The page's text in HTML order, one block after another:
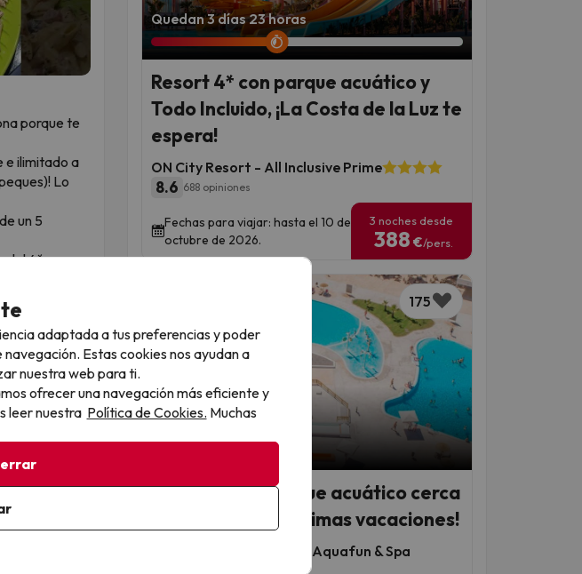
porque te
e ilimitado a
Lo
un 5
del 4* y
de junio y
Quedan 3 días 23 horas
Resort 4* con parque acuático y
Todo Incluido, ¡La Costa de la Luz te
espera!
ON City Resort - All Inclusive Prime
8.6 688 opiniones
Fechas para viajar: hasta el 10 de
octubre de 2026.
3 noches desde
388 €/pers.
175
Hotel 4* con parque acuático cerca
de Cádiz: ¡tus próximas vacaciones!
ALEGRIA Costa Ballena Aquafun & Spa
adaptada a tus preferencias y poder
Estas cookies nos ayudan a
nuestra web para ti.
ofrecer una navegación más eficiente y
leer nuestra Política de Cookies. Muchas